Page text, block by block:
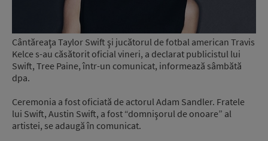
Cântăreaţa Taylor Swift şi jucătorul de fotbal american Travis
Kelce s-au căsătorit oficial vineri, a declarat publicistul lui
Swift, Tree Paine, într-un comunicat, informează sâmbătă
dpa.
Ceremonia a fost oficiată de actorul Adam Sandler. Fratele
lui Swift, Austin Swift, a fost “domnişorul de onoare” al
artistei, se adaugă în comunicat.